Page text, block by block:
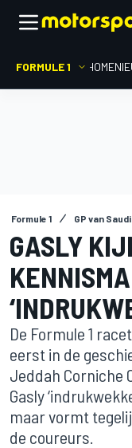
FORMULE 1 HOME
Formule 1 GP van
GASLY
De Formule 1
eerst in de
Jeddah Corniche
Gasly
maar vormt
de coureurs.